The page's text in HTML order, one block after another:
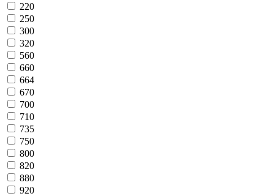
220
250
300
320
560
660
664
670
700
710
735
750
800
820
880
920